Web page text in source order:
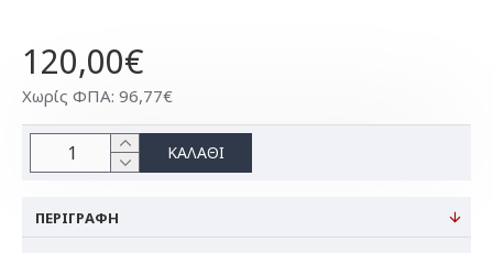
120,00€
Χωρίς ΦΠΑ: 96,77€
ΚΑΛΆΘΙ
ΠΕΡΙΓΡΑΦΉ